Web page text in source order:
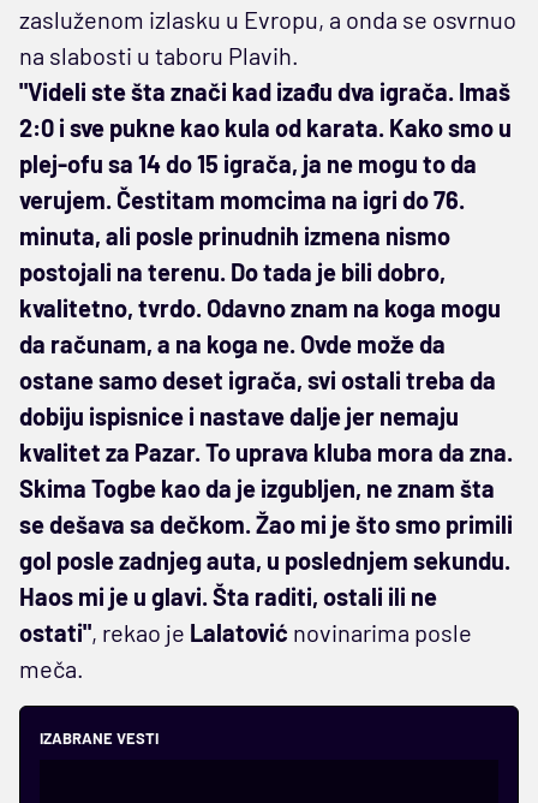
zasluženom izlasku u Evropu, a onda se osvrnuo
na slabosti u taboru Plavih.
"Videli ste šta znači kad izađu dva igrača. Imaš
2:0 i sve pukne kao kula od karata. Kako smo u
plej-ofu sa 14 do 15 igrača, ja ne mogu to da
verujem. Čestitam momcima na igri do 76.
minuta, ali posle prinudnih izmena nismo
postojali na terenu. Do tada je bili dobro,
kvalitetno, tvrdo. Odavno znam na koga mogu
da računam, a na koga ne. Ovde može da
ostane samo deset igrača, svi ostali treba da
dobiju ispisnice i nastave dalje jer nemaju
kvalitet za Pazar. To uprava kluba mora da zna.
Skima Togbe kao da je izgubljen, ne znam šta
se dešava sa dečkom. Žao mi je što smo primili
gol posle zadnjeg auta, u poslednjem sekundu.
Haos mi je u glavi. Šta raditi, ostali ili ne
ostati", rekao je Lalatović novinarima posle
meča.
IZABRANE VESTI